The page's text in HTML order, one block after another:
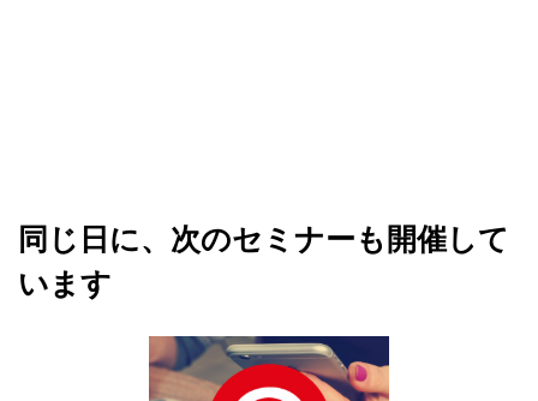
同じ日に、次のセミナーも開催して
います